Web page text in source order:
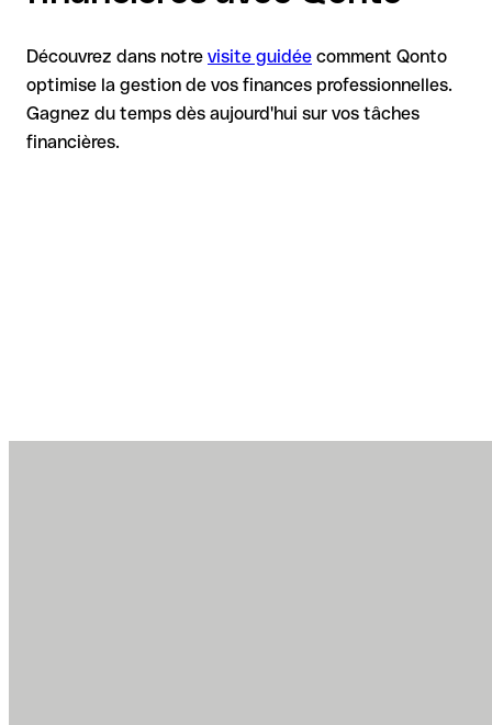
Découvrez dans notre visite guidée comment Qonto
optimise la gestion de vos finances professionnelles.
Gagnez du temps dès aujourd'hui sur vos tâches
financières.